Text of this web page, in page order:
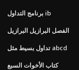
برنامج التداول ib
الفصل البرازيل البرازيل
تداول بسيط مثل abcd
كتاب الأخوات السبع